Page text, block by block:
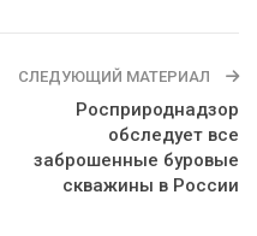
СЛЕДУЮЩИЙ МАТЕРИАЛ
Росприроднадзор
обследует все
заброшенные буровые
скважины в России